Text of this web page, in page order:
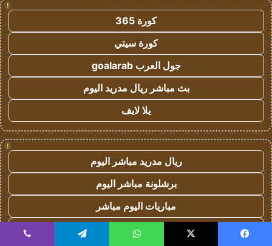
!
كورة 365
كورة سيتي
جول العرب goalarab
بث مباشر ريال مدريد اليوم
يلا لايف
!
ريال مدريد مباشر اليوم
برشلونة مباشر اليوم
مباريات اليوم مباشر
يلا لايف